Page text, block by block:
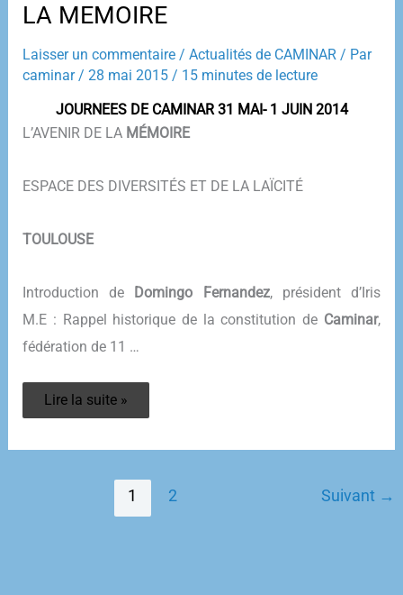
LA MEMOIRE
Laisser un commentaire /Actualités de CAMINAR / Par
caminar/28 mai 2015/ 15 minutes de lecture
JOURNEES DE CAMINAR 31 MAI- 1 JUIN 2014
L’AVENIR DE LA MÉMOIRE
ESPACE DES DIVERSITÉS ET DE LA LAÏCITÉ
TOULOUSE
Introduction de Domingo Fernandez, président d’Iris
M.E : Rappel historique de la constitution de Caminar,
fédération de 11 …
CONTENU
Lire la suite »
1 2 Suivant →